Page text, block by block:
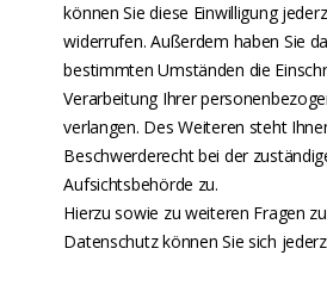
können Sie diese Einwilligung
widerrufen. Außerdem haben Sie
bestimmten Umständen die
Verarbeitung Ihrer
verlangen. Des Weiteren steht
Beschwerderecht bei der
Aufsichtsbehörde zu.
Hierzu sowie zu weiteren Fragen
Datenschutz können Sie sich